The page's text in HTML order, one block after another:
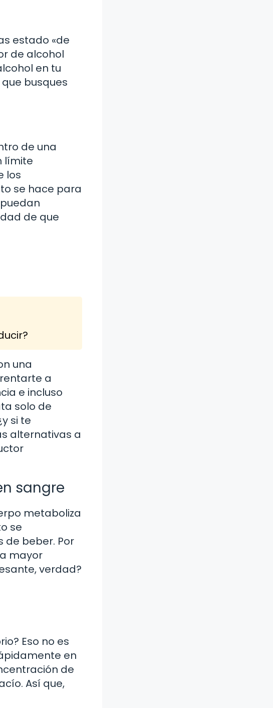
estado «de
de alcohol
en tu
busques
de una
límite
los
se hace para
de que
una
a
e incluso
solo de
si te
alternativas a
sangre
metaboliza
se
de beber. Por
mayor
verdad?
Eso no es
en
de
Así que,